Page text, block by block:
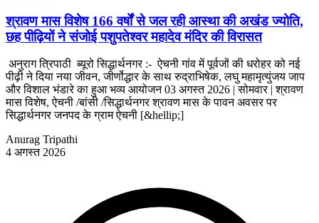
श्रावण मास विशेष 166 वर्षों से जल रही आस्था की अखंड ज्योति,
छह पीढ़ियों ने संजोई पशुपतेश्वर महादेव मंदिर की विरासत
अनुराग त्रिपाठी ब्यूरो सिद्धार्थनगर :- ऐचनी गांव में पूर्वजों की धरोहर को नई
पीढ़ी ने दिया नया जीवन, जीर्णोद्धार के साथ रुद्राभिषेक, लघु महामृत्युंजय जाप
और विशाल भंडारे का हुआ भव्य आयोजन 03 अगस्त 2026 | सोमवार | श्रावण
मास विशेष, ऐचनी /बांसी /सिद्धार्थनगर श्रावण मास के पावन अवसर पर
सिद्धार्थनगर जनपद के ग्राम ऐचनी [&hellip;]
Anurag Tripathi
4 अगस्त 2026